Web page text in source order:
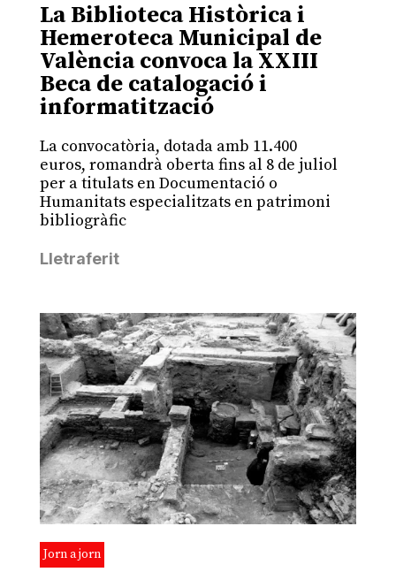
La Biblioteca Històrica i
Hemeroteca Municipal de
València convoca la XXIII
Beca de catalogació i
informatització
La convocatòria, dotada amb 11.400
euros, romandrà oberta fins al 8 de juliol
per a titulats en Documentació o
Humanitats especialitzats en patrimoni
bibliogràfic
Lletraferit
Jorn a jorn